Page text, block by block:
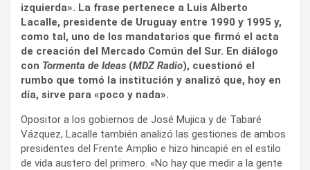
izquierda». La frase pertenece a Luis Alberto
Lacalle, presidente de Uruguay entre 1990 y 1995 y,
como tal, uno de los mandatarios que firmó el acta
de creación del Mercado Común del Sur. En diálogo
con Tormenta de Ideas (MDZ Radio), cuestionó el
rumbo que tomó la institución y analizó que, hoy en
día, sirve para «poco y nada».
Opositor a los gobiernos de José Mujica y de Tabaré
Vázquez, Lacalle también analizó las gestiones de ambos
presidentes del Frente Amplio e hizo hincapié en el estilo
de vida austero del primero. «No hay que medir a la gente